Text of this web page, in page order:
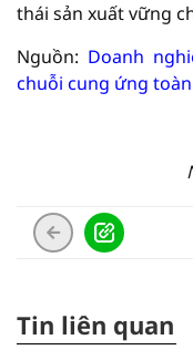
thái sản xuất vững
Nguồn: Doanh
chuỗi cung ứng
Tin liên quan